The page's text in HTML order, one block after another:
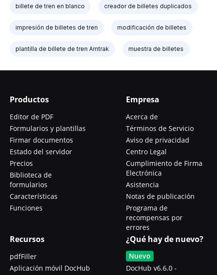
billete de tren en blanco creador de billetes duplicados
impresión de billetes de tren modificación de billetes
plantilla de billete de tren Amtrak muestra de billetes
Productos
Editor de PDF
Formularios y plantillas
Firmar documentos
Estado del servidor
Precios
Biblioteca de
formularios
Características
Funciones
Empresa
Acerca de
Términos de Servicio
Aviso de privacidad
Centro Legal
Cumplimiento de Firma
Electrónica
Asistencia
Notas de publicación
Programa de
recompensas por
errores
Recursos
pdfFiller
Aplicación móvil DocHub
¿Qué hay de nuevo?
Nuevo
DocHub v6.6.0 -